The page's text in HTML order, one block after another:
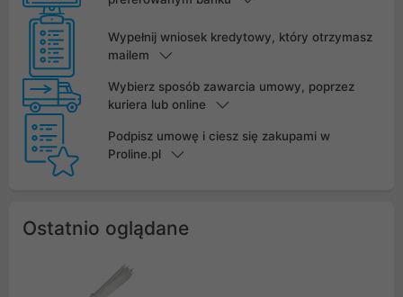
Wypełnij wniosek kredytowy, który otrzymasz
mailem
Wybierz sposób zawarcia umowy, poprzez
kuriera lub online
Podpisz umowę i ciesz się zakupami w
Proline.pl
Ostatnio oglądane